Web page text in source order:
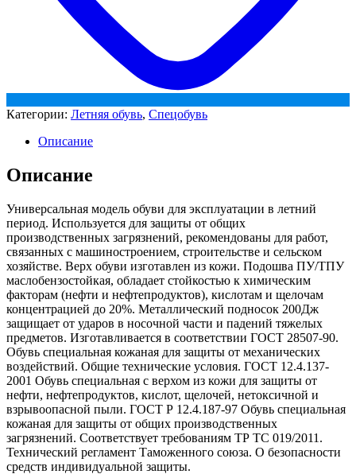
Категории: Летняя обувь, Спецобувь
Описание
Описание
Универсальная модель обуви для эксплуатации в летний
период. Используется для защиты от общих
производственных загрязнений, рекомендованы для работ,
связанных с машиностроением, строительстве и сельском
хозяйстве. Верх обуви изготавлен из кожи. Подошва ПУ/ТПУ
маслобензостойкая, обладает стойкостью к химическим
факторам (нефти и нефтепродуктов), кислотам и щелочам
концентрацией до 20%. Металлический подносок 200Дж
защищает от ударов в носочной части и падений тяжелых
предметов. Изготавливается в соответствии ГОСТ 28507-90.
Обувь специальная кожаная для защиты от механических
воздействий. Общие технические условия. ГОСТ 12.4.137-
2001 Обувь специальная с верхом из кожи для защиты от
нефти, нефтепродуктов, кислот, щелочей, нетоксичной и
взрывоопасной пыли. ГОСТ Р 12.4.187-97 Обувь специальная
кожаная для защиты от общих производственных
загрязнений. Соответствует требованиям ТР ТС 019/2011.
Технический регламент Таможенного союза. О безопасности
средств индивидуальной защиты.